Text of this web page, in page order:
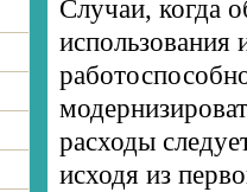
Случаи, когда
использования
расходы
исходя из